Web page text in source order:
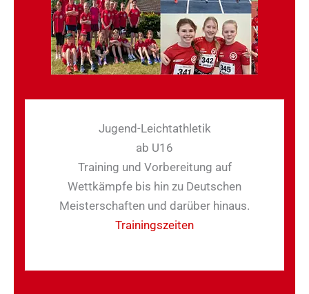
Jugend-Leichtathletik
ab U16
Training und Vorbereitung auf
Wettkämpfe bis hin zu Deutschen
Meisterschaften und darüber hinaus.
Trainingszeiten